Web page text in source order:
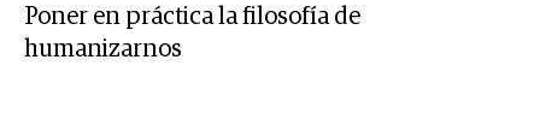
Poner en práctica la filosofía de
humanizarnos